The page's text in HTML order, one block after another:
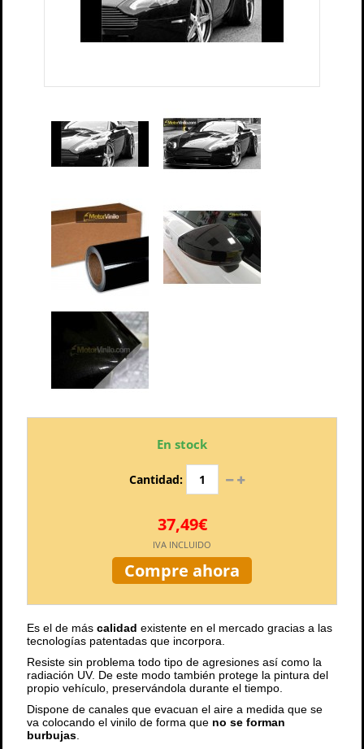
En stock
Cantidad:
37,49€
IVA INCLUIDO
Compre ahora
Es el de más calidad existente en el mercado gracias a las
tecnologías patentadas que incorpora.
Resiste sin problema todo tipo de agresiones así como la
radiación UV. De este modo también protege la pintura del
propio vehículo, preservándola durante el tiempo.
Dispone de canales que evacuan el aire a medida que se
va colocando el vinilo de forma que no se forman
burbujas